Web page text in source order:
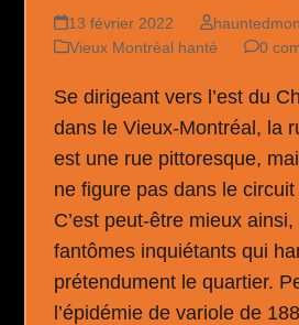
13 février 2022
Vieux Montréal hanté
0
Se dirigeant vers l’est du
dans le Vieux-Montréal, la
est une rue pittoresque,
ne figure pas dans le
C’est peut-être mieux
fantômes inquiétants qui
prétendument le quartier.
l’épidémie de variole de